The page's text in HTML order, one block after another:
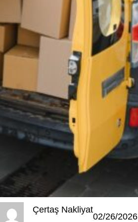
Çertaş Nakliyat
02/26/2026